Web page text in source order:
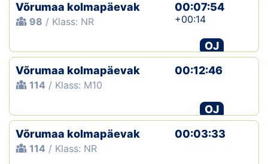
Võrumaa kolmapäevak
98 / Klass: NR
00:07:54
+00:14
OJ
Võrumaa kolmapäevak
114 / Klass: M10
00:12:46
OJ
Võrumaa kolmapäevak
114 / Klass: NR
00:03:33